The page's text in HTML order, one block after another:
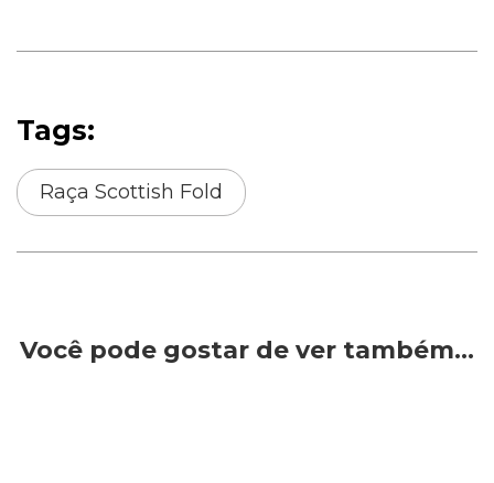
Tags:
Raça Scottish Fold
Você pode gostar de ver também…